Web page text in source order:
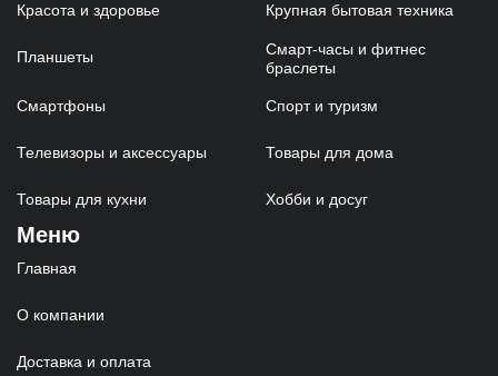
Красота и здоровье Крупная бытовая техника
Планшеты
Смарт-часы и фитнес
браслеты
Смартфоны Спорт и туризм
Телевизоры и аксессуары Товары для дома
Товары для кухни Хобби и досуг
Меню
Главная
О компании
Доставка и оплата